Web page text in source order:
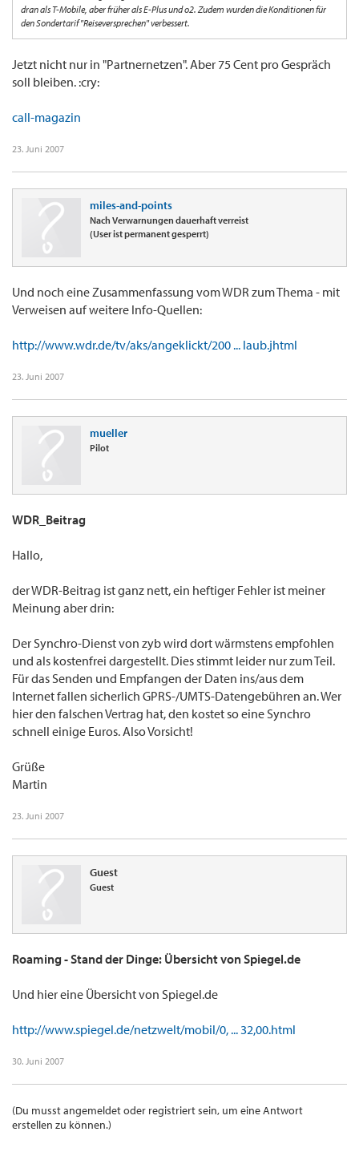
dran als T-Mobile, aber früher als E-Plus und o2. Zudem wurden die Konditionen für
den Sondertarif "Reiseversprechen" verbessert.
Jetzt nicht nur in "Partnernetzen". Aber 75 Cent pro Gespräch
soll bleiben. :cry:
call-magazin
23. Juni 2007
miles-and-points
Nach Verwarnungen dauerhaft verreist
(User ist permanent gesperrt)
Und noch eine Zusammenfassung vom WDR zum Thema - mit
Verweisen auf weitere Info-Quellen:
http://www.wdr.de/tv/aks/angeklickt/200 ... laub.jhtml
23. Juni 2007
mueller
Pilot
WDR_Beitrag
Hallo,
der WDR-Beitrag ist ganz nett, ein heftiger Fehler ist meiner
Meinung aber drin:
Der Synchro-Dienst von zyb wird dort wärmstens empfohlen
und als kostenfrei dargestellt. Dies stimmt leider nur zum Teil.
Für das Senden und Empfangen der Daten ins/aus dem
Internet fallen sicherlich GPRS-/UMTS-Datengebühren an. Wer
hier den falschen Vertrag hat, den kostet so eine Synchro
schnell einige Euros. Also Vorsicht!
Grüße
Martin
23. Juni 2007
Guest
Guest
Roaming - Stand der Dinge: Übersicht von Spiegel.de
Und hier eine Übersicht von Spiegel.de
http://www.spiegel.de/netzwelt/mobil/0, ... 32,00.html
30. Juni 2007
(Du musst angemeldet oder registriert sein, um eine Antwort
erstellen zu können.)